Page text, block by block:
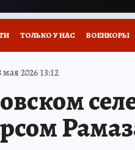
ТОЛЬКО У НАС ВОЕНКОРЫ
РОССИЯ
мая 2026 13:12